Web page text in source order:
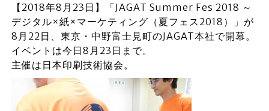
【2018年8月23日】「JAGAT Summer Fes 2018 ～
デジタル×紙×マーケティング（夏フェス2018）」が
8月22日、東京・中野富士見町のJAGAT本社で開幕。
イベントは今日8月23日まで。
主催は日本印刷技術協会。